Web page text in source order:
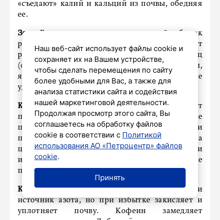
«съедают» калий и кальций из почвы, обедняя
ее.
Зола:
Богата калием и кальцием, но её избыток
резко повышает щелочность почвы. Это мешает
растениям усваивать железо, бор, марганец
(особенно чувствительны томаты, огурцы,
ягоды). Также зола нейтрализует азотные
удобрения.
Кожура цитрусовых и бананов:Содержит
полезные микроэлементы, но в свежем виде
плохо разлагается, вызывая плесень и
патогенные грибки. Эфирные масла
цитрусовых могут угнетать полезные бактерии
и отпугивать дождевых червей. Лучше
предварительно компостировать.
Кофейная гуща:Советуют как разрыхлитель и
источник азота, но при избытке закисляет и
уплотняет почву. Кофеин замедляет
Наш веб-сайт использует файлы cookie и
сохраняет их на Вашем устройстве,
чтобы сделать перемещения по сайту
более удобными для Вас, а также для
анализа статистики сайта и содействия
нашей маркетинговой деятельности.
Продолжая просмотр этого сайта, Вы
соглашаетесь на обработку файлов
cookie в соответствии с Политикой
использования АО «Петроцентр» файлов
cookie.
Принять